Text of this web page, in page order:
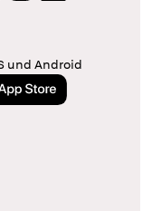
und Android
im App Store